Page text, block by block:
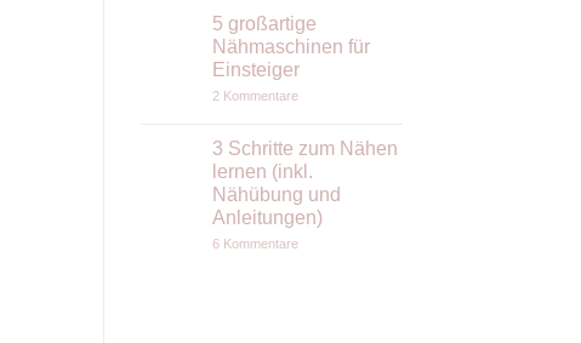
zu
Wollwalk
nähen:
Der
Stoff
für
Anfängerinnen
–
Tipps
zu
Verarbeitung
&
5 großartige
Nähmaschinen für
Einsteiger
2 Kommentarezu
Nähmaschinen
für
Einsteiger
3 Schritte zum Nähen
lernen (inkl.
Nähübung und
Anleitungen)
6 Kommentarezu